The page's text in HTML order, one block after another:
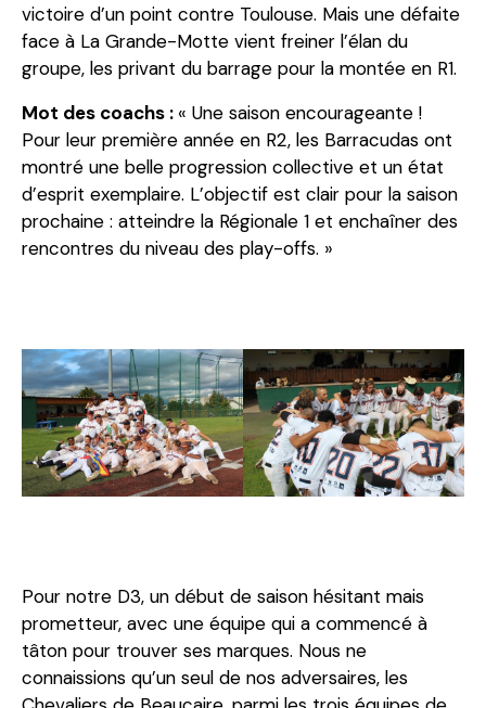
victoire d’un point contre Toulouse. Mais une défaite
face à La Grande-Motte vient freiner l’élan du
groupe, les privant du barrage pour la montée en R1.
Mot des coachs : « Une saison encourageante !
Pour leur première année en R2, les Barracudas ont
montré une belle progression collective et un état
d’esprit exemplaire. L’objectif est clair pour la saison
prochaine : atteindre la Régionale 1 et enchaîner des
rencontres du niveau des play-offs. »
Pour notre D3, un début de saison hésitant mais
prometteur, avec une équipe qui a commencé à
tâton pour trouver ses marques. Nous ne
connaissions qu’un seul de nos adversaires, les